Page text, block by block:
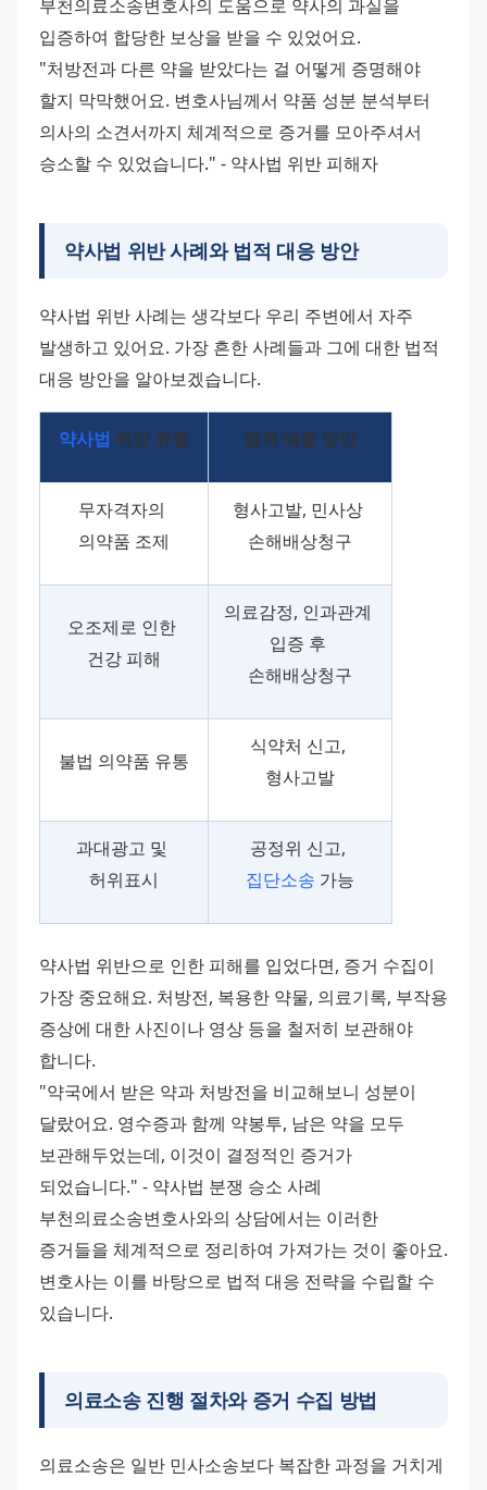
부천의료소송변호사의 도움으로 약사의 과실을
입증하여 합당한 보상을 받을 수 있었어요.
"처방전과 다른 약을 받았다는 걸 어떻게 증명해야
할지 막막했어요. 변호사님께서 약품 성분 분석부터
의사의 소견서까지 체계적으로 증거를 모아주셔서
승소할 수 있었습니다." - 약사법 위반 피해자
약사법 위반 사례와 법적 대응 방안
약사법 위반 사례는 생각보다 우리 주변에서 자주
발생하고 있어요. 가장 흔한 사례들과 그에 대한 법적
대응 방안을 알아보겠습니다.
약사법 위반 유형 법적 대응 방안
무자격자의
의약품 조제
형사고발, 민사상
손해배상청구
오조제로 인한
건강 피해
의료감정, 인과관계
입증 후
손해배상청구
불법 의약품 유통
식약처 신고,
형사고발
과대광고 및
허위표시
집단소송 가능
약사법 위반으로 인한 피해를 입었다면, 증거 수집이
가장 중요해요. 처방전, 복용한 약물, 의료기록, 부작용
증상에 대한 사진이나 영상 등을 철저히 보관해야
합니다.
"약국에서 받은 약과 처방전을 비교해보니 성분이
달랐어요. 영수증과 함께 약봉투, 남은 약을 모두
보관해두었는데, 이것이 결정적인 증거가
되었습니다." - 약사법 분쟁 승소 사례
부천의료소송변호사와의 상담에서는 이러한
증거들을 체계적으로 정리하여 가져가는 것이 좋아요.
변호사는 이를 바탕으로 법적 대응 전략을 수립할 수
있습니다.
의료소송 진행 절차와 증거 수집 방법
의료소송은 일반 민사소송보다 복잡한 과정을 거치게